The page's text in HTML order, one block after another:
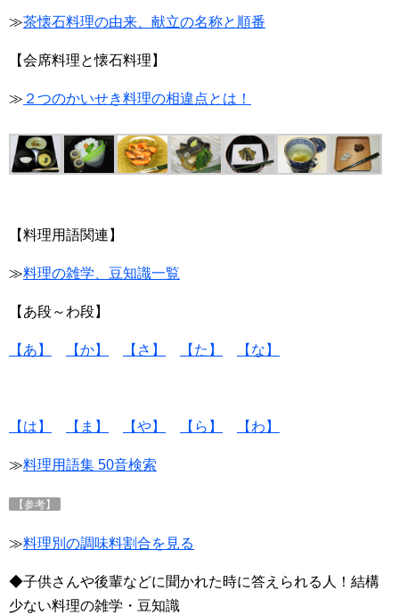
≫茶懐石料理の由来、献立の名称と順番
【会席料理と懐石料理】
≫ ２つのかいせき料理の相違点とは！
【料理用語関連】
≫料理の雑学、豆知識一覧
【あ段～わ段】
【あ】 【か】 【さ】 【た】 【な】
【は】 【ま】 【や】 【ら】 【わ】
≫料理用語集 50音検索
【参考】
≫料理別の調味料割合を見る
◆子供さんや後輩などに聞かれた時に答えられる人！結構
少ない料理の雑学・豆知識